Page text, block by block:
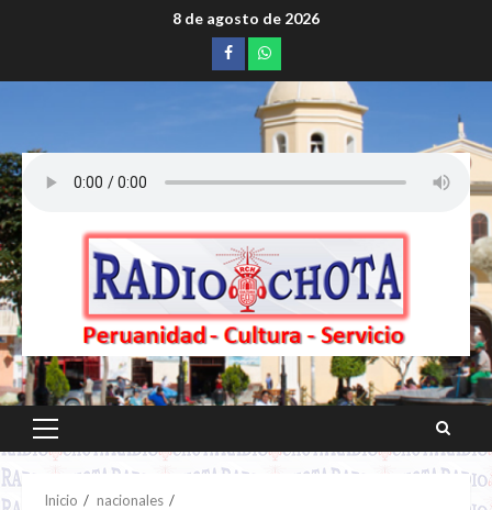
8 de agosto de 2026
Facebookwhatsapp
Menú
principal
Inicio
nacionales